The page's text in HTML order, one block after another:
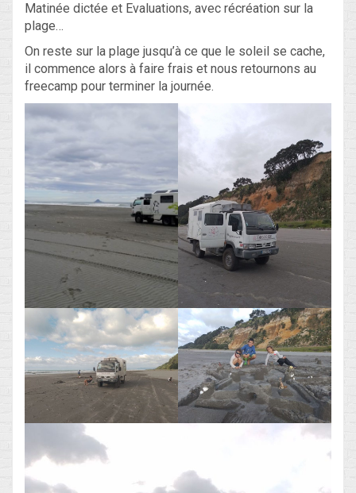
Matinée dictée et Evaluations, avec récréation sur la
plage…
On reste sur la plage jusqu’à ce que le soleil se cache,
il commence alors à faire frais et nous retournons au
freecamp pour terminer la journée.